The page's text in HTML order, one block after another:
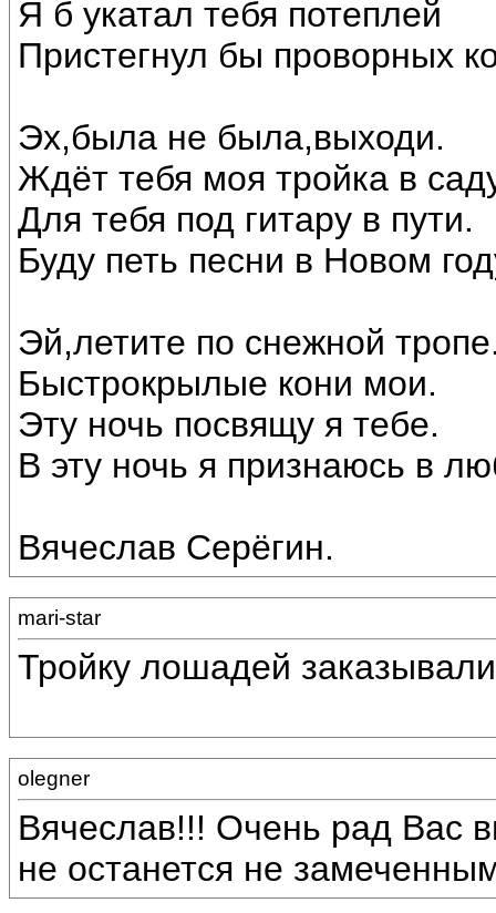
Я б укатал тебя потеплей
Пристегнул бы проворных
Эх,была не была,выходи.
Ждёт тебя моя тройка в
Для тебя под гитару в пути.
Буду петь песни в Новом
Эй,летите по снежной
Быстрокрылые кони мои.
Эту ночь посвящу я тебе.
В эту ночь я признаюсь в
Вячеслав Серёгин.
mari-star
Тройку лошадей
olegner
Вячеслав!!! Очень рад Вас
не останется не